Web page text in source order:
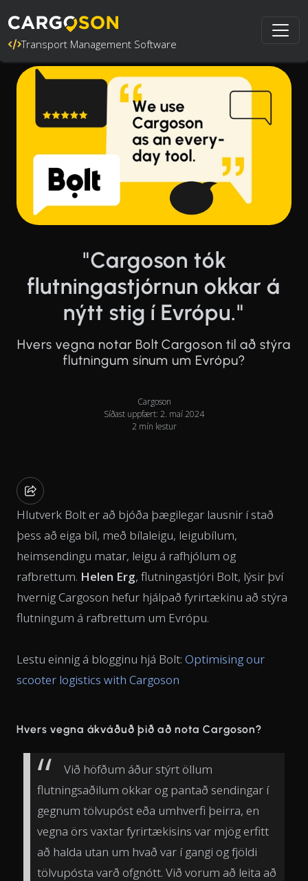
Transport Management Software
"Cargoson tók
flutningastjórnun okkar á
nýtt stig í Evrópu."
Hvers vegna notar Bolt Cargoson til að stýra
flutningum sínum um Evrópu?
Cargoson
Síðast uppfært: 2. maí 2024
2 mín lestur
Hlutverk Bolt er að bjóða þægilegar lausnir í stað
þess að eiga bíl, með bílaleigu, leigubílum,
heimsendingu matar, leigu á rafhjólum og
rafbrettum. Helen Erg, flutningastjóri Bolt, lýsir því
hvernig Cargoson hefur hjálpað fyrirtækinu að stýra
flutningum á rafbrettum um Evrópu.
Lestu einnig á blogginu hjá Bolt: Optimising our
scooter logistics with Cargoson
Hvers vegna ákváðuð þið að nota Cargoson?
Við höfðum áður stýrt öllum
flutningsaðilum okkar og pantað sendingar í
gegnum tölvupóst eða umhverfi þeirra, en
vegna örs vaxtar fyrirtækisins var mjög erfitt
að halda utan um hvað var í gangi og fjöldi
tölvupósta varð ofgnótt. Við vorum að leita að